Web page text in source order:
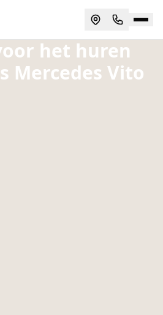
het huren
Mercedes Vito